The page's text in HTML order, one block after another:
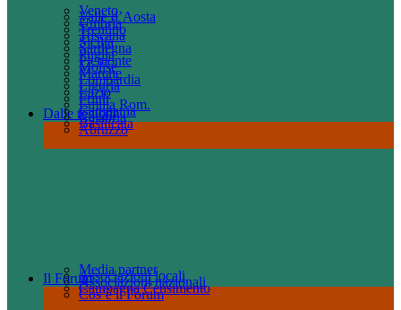
Dalle regioni
Abruzzo
Basilicata
Calabria
Campania
Emilia Rom.
Friuli
Lazio
Liguria
Lombardia
Marche
Molise
Piemonte
Puglia
Sardegna
Sicilia
Toscana
Trentino
Umbria
Valle d’Aosta
Veneto
Il Forum
Cos’è il Forum
Campagna Censimento
Associazioni nazionali
Associazioni locali
Media partner